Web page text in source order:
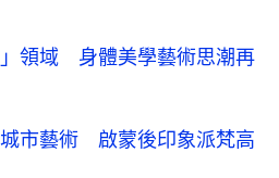
」領域 身體美學藝術思潮再
城市藝術 啟蒙後印象派梵高